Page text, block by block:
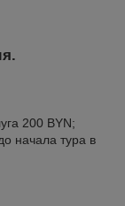
200 BYN;
начала тура в